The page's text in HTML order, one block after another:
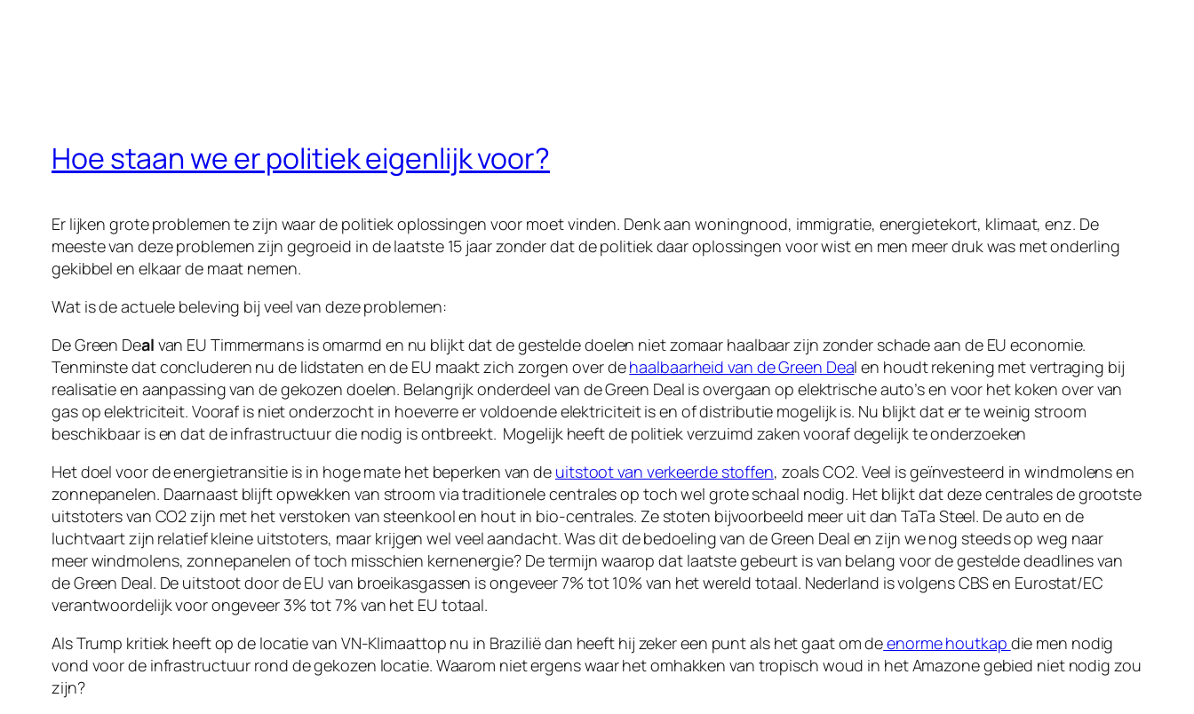
Hoe staan we er politiek eigenlijk voor?
Er lijken grote problemen te zijn waar de politiek oplossingen voor moet vinden. Denk aan woningnood, immigratie, energietekort, klimaat, enz. De
meeste van deze problemen zijn gegroeid in de laatste 15 jaar zonder dat de politiek daar oplossingen voor wist en men meer druk was met onderling
gekibbel en elkaar de maat nemen.
Wat is de actuele beleving bij veel van deze problemen:
De Green Deal van EU Timmermans is omarmd en nu blijkt dat de gestelde doelen niet zomaar haalbaar zijn zonder schade aan de EU economie.
Tenminste dat concluderen nu de lidstaten en de EU maakt zich zorgen over dehaalbaarheid van de Green Deal en houdt rekening met vertraging bij
realisatie en aanpassing van de gekozen doelen. Belangrijk onderdeel van de Green Deal is overgaan op elektrische auto’s en voor het koken over van
gas op elektriciteit. Vooraf is niet onderzocht in hoeverre er voldoende elektriciteit is en of distributie mogelijk is. Nu blijkt dat er te weinig stroom
beschikbaar is en dat de infrastructuur die nodig is ontbreekt. Mogelijk heeft de politiek verzuimd zaken vooraf degelijk te onderzoeken
Het doel voor de energietransitie is in hoge mate het beperken van de uitstoot van verkeerde stoffen, zoals CO2. Veel is geïnvesteerd in windmolens en
zonnepanelen. Daarnaast blijft opwekken van stroom via traditionele centrales op toch wel grote schaal nodig. Het blijkt dat deze centrales de grootste
uitstoters van CO2 zijn met het verstoken van steenkool en hout in bio-centrales. Ze stoten bijvoorbeeld meer uit dan TaTa Steel. De auto en de
luchtvaart zijn relatief kleine uitstoters, maar krijgen wel veel aandacht. Was dit de bedoeling van de Green Deal en zijn we nog steeds op weg naar
meer windmolens, zonnepanelen of toch misschien kernenergie? De termijn waarop dat laatste gebeurt is van belang voor de gestelde deadlines van
de Green Deal. De uitstoot door de EU van broeikasgassen is ongeveer 7% tot 10% van het wereld totaal. Nederland is volgens CBS en Eurostat/EC
verantwoordelijk voor ongeveer 3% tot 7% van het EU totaal.
Als Trump kritiek heeft op de locatie van VN-Klimaattop nu in Brazilië dan heeft hij zeker een punt als het gaat om deenorme houtkap die men nodig
vond voor de infrastructuur rond de gekozen locatie. Waarom niet ergens waar het omhakken van tropisch woud in het Amazone gebied niet nodig zou
zijn?